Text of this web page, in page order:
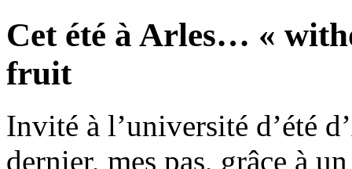
Cet été à Arles… «
fruit
Invité à l’université d’été
dernier, mes pas, grâce à